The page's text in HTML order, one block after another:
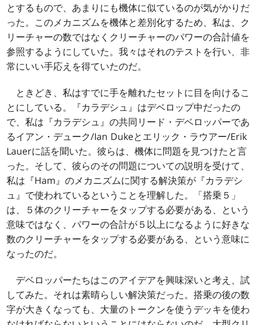
とするもので、あまりにも機体に似ているのが気がかりだ
った。このメカニズムを機体と差別化するため、私は、ク
リーチャーの数ではなくクリーチャーのパワーの合計値を
参照するようにしていた。我々はそれのテストを行い、非
常にいい手応えを得ていたのだ。
ときどき、私はすでに手を離れたセットに目を向けるこ
とにしている。『カラデシュ』はデベロップ中だったの
で、私は『カラデシュ』の共同リード・デベロッパーであ
るイアン・デューク/Ian Dukeとエリック・ラウアー/Erik
Lauerに話を聞いた。彼らは、機体に問題を見つけたと言
った。そして、彼らのその問題についての説明を受けて、
私は『Ham』のメカニズムに関する解決策が『カラデシ
ュ』で使われているということを理解した。「搭乗５」
は、５体のクリーチャーをタップする必要がある、という
意味ではなく、パワーの合計が５以上になるように好きな
数のクリーチャーをタップする必要がある、という意味に
なったのだ。
デベロッパーたちはこのアイデアを興味深いと考え、試
してみた。それは素晴らしい解決策だった。搭乗の後の数
字が大きくなっても、大量のトークンを使うデッキを使わ